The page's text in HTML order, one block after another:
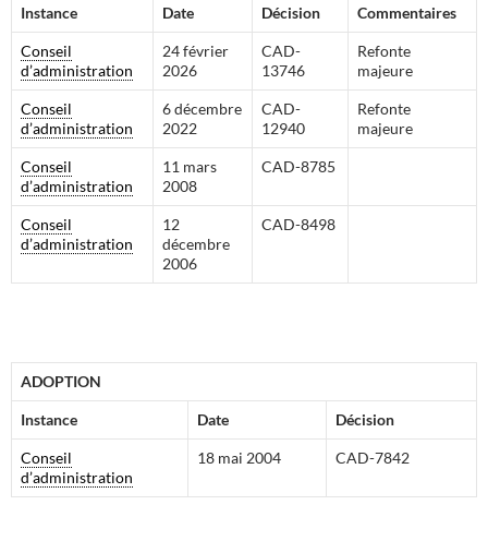
Instance Date Décision Commentaires
Conseil
d’administration
24 février
2026
CAD-
13746
Refonte
majeure
Conseil
d’administration
6 décembre
2022
CAD-
12940
Refonte
majeure
Conseil
d’administration
11 mars
2008
CAD-8785
Conseil
d’administration
12
décembre
2006
CAD-8498
ADOPTION
Instance Date Décision
Conseil
d’administration
18 mai 2004 CAD-7842